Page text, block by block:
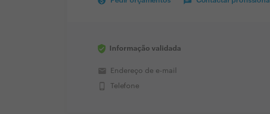
Informação validada
email Endereço de e-mail
phone_iphone Telefone